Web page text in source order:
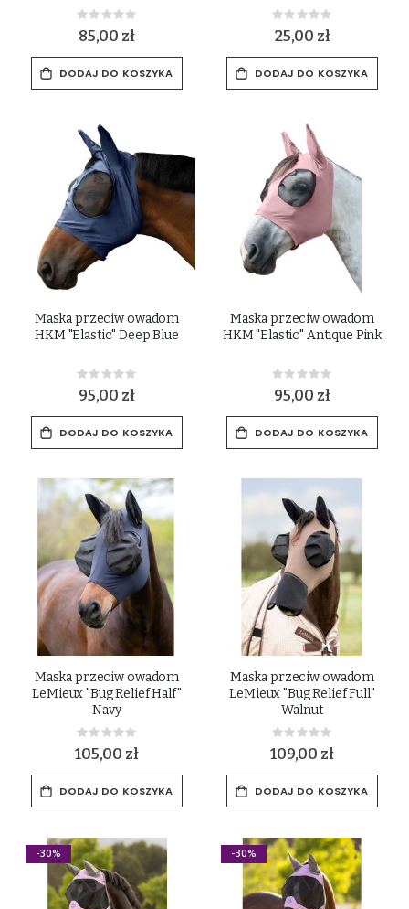
Rating:
0%
85,00 zł
DODAJ DO KOSZYKA
Rating:
0%
25,00 zł
DODAJ DO KOSZYKA
Maska przeciw owadom
HKM "Elastic" Deep Blue
Rating:
0%
95,00 zł
DODAJ DO KOSZYKA
Maska przeciw owadom
HKM "Elastic" Antique Pink
Rating:
0%
95,00 zł
DODAJ DO KOSZYKA
Maska przeciw owadom
LeMieux "Bug Relief Half"
Navy
Rating:
0%
105,00 zł
DODAJ DO KOSZYKA
Maska przeciw owadom
LeMieux "Bug Relief Full"
Walnut
Rating:
0%
109,00 zł
DODAJ DO KOSZYKA
-30% -30%